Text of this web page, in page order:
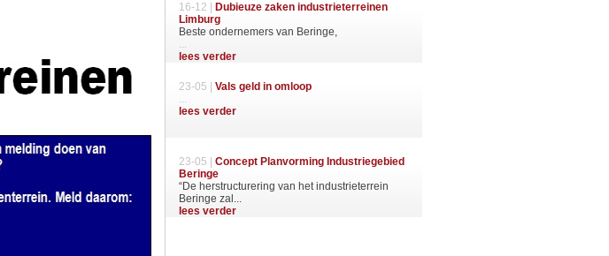
16-12 |
Dubieuze zaken industrieterreinen
Limburg
Beste ondernemers van Beringe,
...
lees verder
23-05 | Vals geld in omloop
...
lees verder
23-05 | Concept Planvorming Industriegebied
Beringe
“De herstructurering van het industrieterrein
Beringe zal...
lees verder